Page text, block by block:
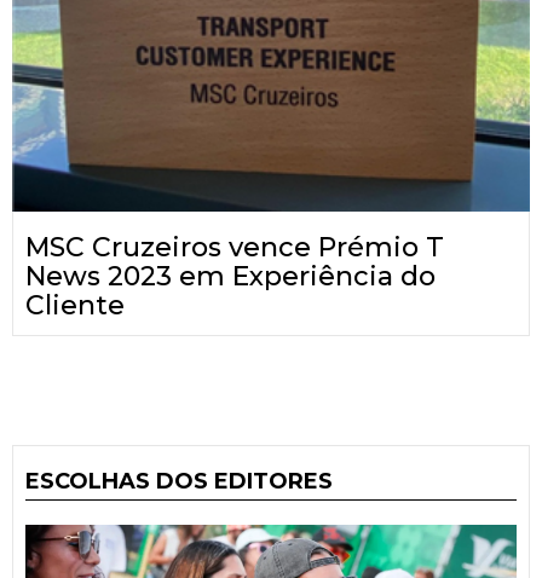
MSC Cruzeiros vence Prémio T
News 2023 em Experiência do
Cliente
ESCOLHAS DOS EDITORES